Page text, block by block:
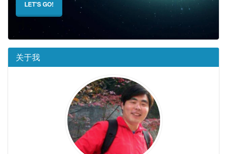
LET'S GO!
关于我